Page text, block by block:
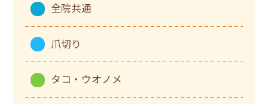
全院共通
爪切り
タコ・ウオノメ